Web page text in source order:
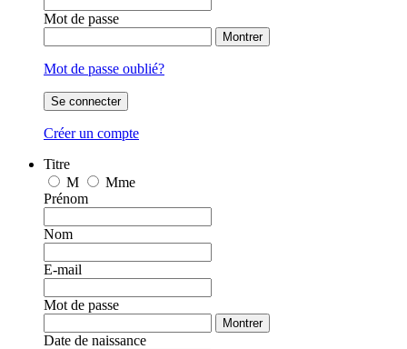
Mot de passe
Montrer
Mot de passe oublié?
Se connecter
Créer un compte
Titre
M
Mme
Prénom
Nom
E-mail
Mot de passe
Montrer
Date de naissance